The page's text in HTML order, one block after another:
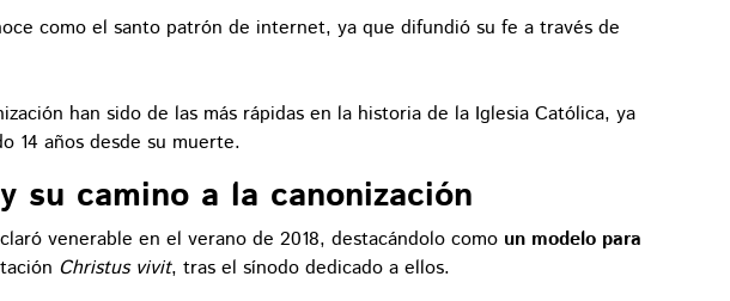
como el santo patrón de internet, ya que difundió su fe a través de
han sido de las más rápidas en la historia de la Iglesia Católica, ya
14 años desde su muerte.
su camino a la canonización
venerable en el verano de 2018, destacándolo como un modelo para
Christus vivit, tras el sínodo dedicado a ellos.